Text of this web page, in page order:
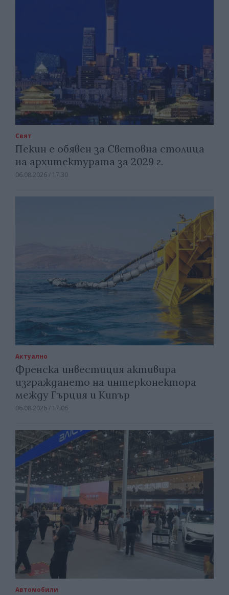
Свят
Пекин е обявен за Световна столица
на архитектурата за 2029 г.
06.08.2026 / 17:30
Актуално
Френска инвестиция активира
изграждането на интерконектора
между Гърция и Кипър
06.08.2026 / 17:06
Автомобили